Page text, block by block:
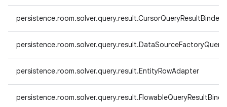
persistence.room.solver.query.result.CursorQueryResultBinder
persistence.room.solver.query.result.EntityRowAdapter